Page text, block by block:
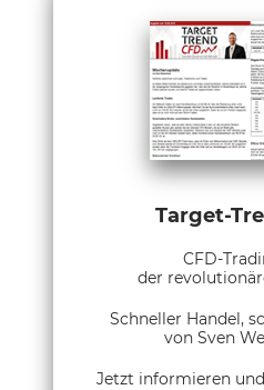
Target-
CFD-
der
Schneller Handel,
von Sven
Jetzt informieren